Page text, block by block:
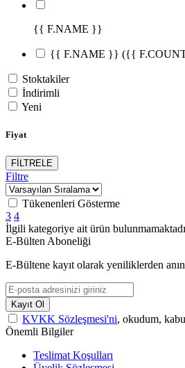
{{ F.NAME }}
{{ F.NAME }} ({{
Stoktakiler
İndirimli
Yeni
Fiyat
FİLTRELE
Filtre
Tükenenleri Gösterme
3 4
İlgili kategoriye ait ürün
E-Bülten Aboneliği
E-Bültene kayıt olarak yeniliklerden
Kayıt Ol
KVKK Sözleşmesi'ni, okudum,
Önemli Bilgiler
Teslimat Koşulları